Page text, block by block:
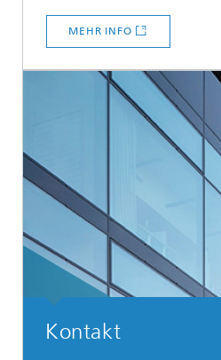
MEHR INFO
Kontakt